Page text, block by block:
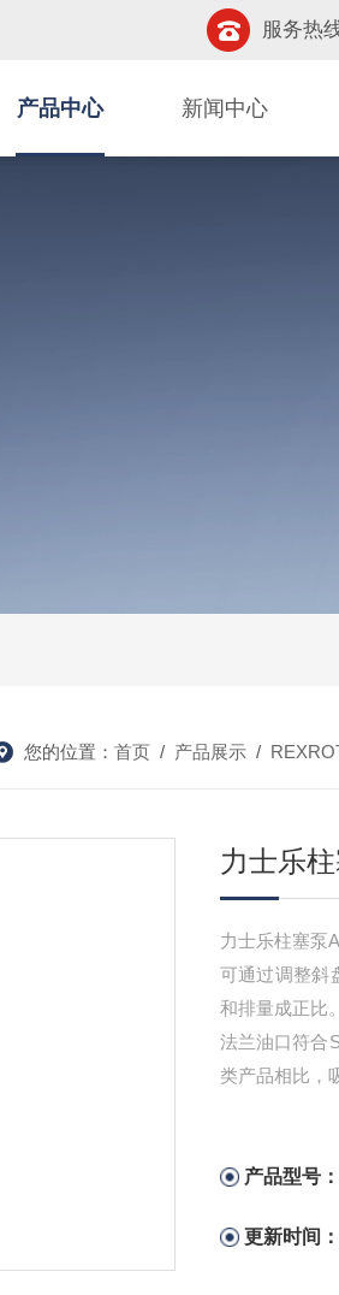
服务热
产品中心 新闻中心
您的位置： 首页/ 产品展示/
力士乐
力士乐柱塞泵
可通过调整斜
和排量成正比
法兰油口符合
类产品相比，
产品型号：
更新时间：